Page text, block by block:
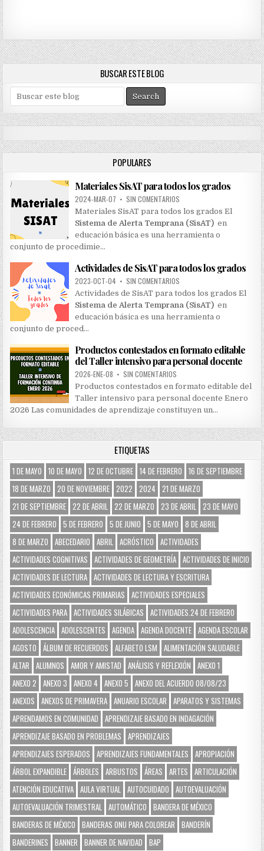
BUSCAR ESTE BLOG
e
a
r
c
h
o
r
:
POPULARES
Materiales SisAT para todos los grados
2024-MAR-07 • SIN COMENTARIOS
Materiales SisAT para todos los grados El
Sistema de Alerta Temprana (SisAT) en
educación básica es una herramienta o
conjunto de procedimie…
Actividades de SisAT para todos los grados
2023-OCT-04 • SIN COMENTARIOS
Actividades de SisAT para todos los grados El
Sistema de Alerta Temprana (SisAT) en
educación básica es una herramienta o
conjunto de proced…
Productos contestados en formato editable
del Taller intensivo para personal docente
2026-ENE-08 • SIN COMENTARIOS
Productos contestados en formato editable del
Taller intensivo para personal docente Enero
2026 Las comunidades de aprendizaje constituyen un…
ETIQUETAS
1 DE MAYO 10 DE MAYO 12 DE OCTUBRE 14 DE FEBRERO
16 DE SEPTIEMBRE
18 DE MARZO
20 DE NOVIEMBRE 2022 2024
21 DE MARZO
21 DE SEPTIEMBRE 22 DE ABRIL 22 DE MARZO 23 DE ABRIL 23 DE MAYO
24 DE FEBRERO
5 DE FEBRERO 5 DE JUNIO 5 DE MAYO
8 DE ABRIL
8 DE MARZO
ABECEDARIO ABRIL ACRÓSTICO
ACTIVIDADES
ACTIVIDADES COGNITIVAS
ACTIVIDADES DE GEOMETRÍA ACTIVIDADES DE INICIO
ACTIVIDADES DE LECTURA ACTIVIDADES DE LECTURA Y ESCRITURA
ACTIVIDADES ECONÓMICAS PRIMARIAS
ACTIVIDADES ESPECIALES
ACTIVIDADES PARA ACTIVIDADES SILÁBICAS
ACTIVIDADES.24 DE FEBRERO
ADOLESCENCIA ADOLESCENTES AGENDA AGENDA DOCENTE AGENDA ESCOLAR
AGOSTO
ÁLBUM DE RECUERDOS ALFABETO LSM
ALIMENTACIÓN SALUDABLE
ALTAR
ALUMNOS AMOR Y AMISTAD ANÁLISIS Y REFLEXIÓN
ANEXO 1
ANEXO 2
ANEXO 3 ANEXO 4 ANEXO 5
ANEXO DEL ACUERDO 08/08/23
ANEXOS
ANEXOS DE PRIMAVERA ANUARIO ESCOLAR
APARATOS Y SISTEMAS
APRENDAMOS EN COMUNIDAD
APRENDIZAJE BASADO EN INDAGACIÓN
APRENDIZAJE BASADO EN PROBLEMAS
APRENDIZAJES
APRENDIZAJES ESPERADOS
APRENDIZAJES FUNDAMENTALES
APROPIACIÓN
ÁRBOL EXPANDIBLE ÁRBOLES ARBUSTOS ÁREAS ARTES
ARTICULACIÓN
ATENCIÓN EDUCATIVA AULA VIRTUAL AUTOCUIDADO
AUTOEVALUACIÓN
AUTOEVALUACIÓN TRIMESTRAL AUTOMÁTICO
BANDERA DE MÉXICO
BANDERAS DE MÉXICO
BANDERAS ONU PARA COLOREAR
BANDERÍN
BANDERINES
BANNER BANNER DE NAVIDAD
BAP